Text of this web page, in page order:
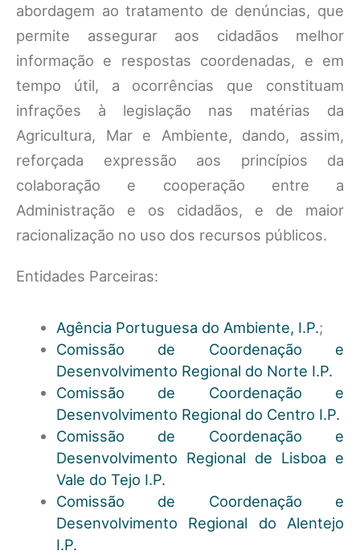
abordagem ao tratamento de denúncias, que
permite assegurar aos cidadãos melhor
informação e respostas coordenadas, e em
tempo útil, a ocorrências que constituam
infrações à legislação nas matérias da
Agricultura, Mar e Ambiente, dando, assim,
reforçada expressão aos princípios da
colaboração e cooperação entre a
Administração e os cidadãos, e de maior
racionalização no uso dos recursos públicos.
Entidades Parceiras:
Agência Portuguesa do Ambiente, I.P.;
Comissão de Coordenação e
Desenvolvimento Regional do Norte I.P.
Comissão de Coordenação e
Desenvolvimento Regional do Centro I.P.
Comissão de Coordenação e
Desenvolvimento Regional de Lisboa e
Vale do Tejo I.P.
Comissão de Coordenação e
Desenvolvimento Regional do Alentejo
I.P.